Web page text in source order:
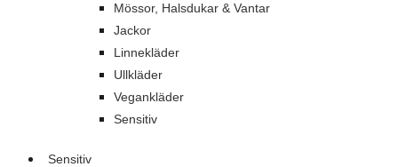
Mössor, Halsdukar & Vantar
Jackor
Linnekläder
Ullkläder
Vegankläder
Sensitiv
Sensitiv